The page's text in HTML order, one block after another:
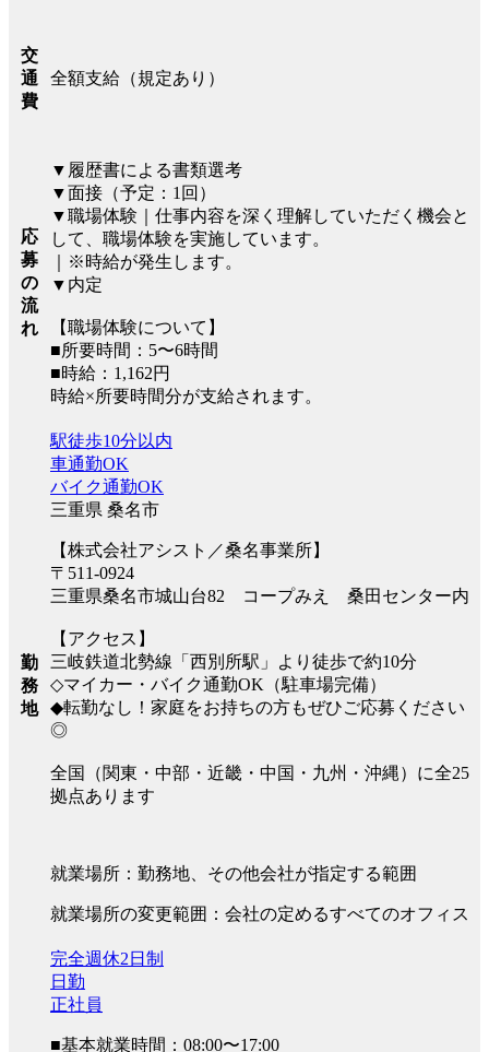
交
通
費
全額支給（規定あり）
応
募
の
流
れ
▼履歴書による書類選考
▼面接（予定：1回）
▼職場体験｜仕事内容を深く理解していただく機会と
して、職場体験を実施しています。
｜※時給が発生します。
▼内定
【職場体験について】
■所要時間：5〜6時間
■時給：1,162円
時給×所要時間分が支給されます。
勤
務
地
駅徒歩10分以内
車通勤OK
バイク通勤OK
三重県 桑名市
【株式会社アシスト／桑名事業所】
〒511-0924
三重県桑名市城山台82 コープみえ 桑田センター内
【アクセス】
三岐鉄道北勢線「西別所駅」より徒歩で約10分
◇マイカー・バイク通勤OK（駐車場完備）
◆転勤なし！家庭をお持ちの方もぜひご応募ください
◎
全国（関東・中部・近畿・中国・九州・沖縄）に全25
拠点あります
就業場所：勤務地、その他会社が指定する範囲
就業場所の変更範囲：会社の定めるすべてのオフィス
完全週休2日制
日勤
正社員
■基本就業時間：08:00〜17:00